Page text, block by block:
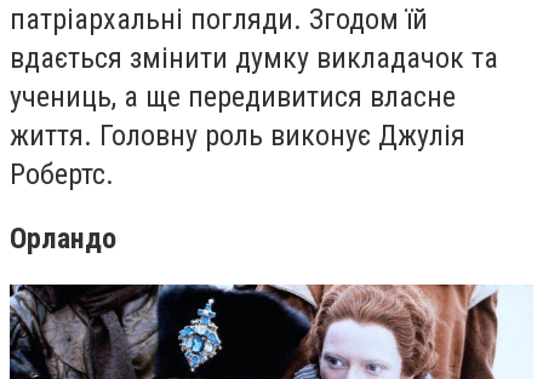
патріархальні погляди. Згодом їй
вдається змінити думку викладачок та
учениць, а ще передивитися власне
життя. Головну роль виконує Джулія
Робертс.
Орландо